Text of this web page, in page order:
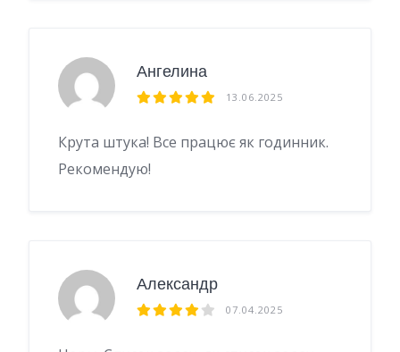
Ангелина
13.06.2025
Крута штука! Все працює як годинник.
Рекомендую!
Александр
07.04.2025